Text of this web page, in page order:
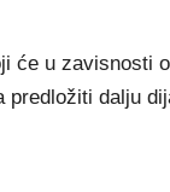
će u zavisnosti
dalju